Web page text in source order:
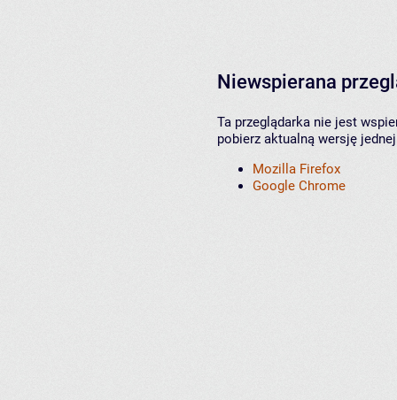
Niewspierana
Ta przeglądarka nie jest
pobierz aktualną wersję
Mozilla Firefox
Google Chrome